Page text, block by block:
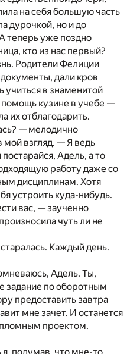
на себя большую часть
дурочкой, но и до
теперь уже поздно
кто из нас первый?
Родители Фелиции
дали кров
учиться в знаменитой
помощь кузине в учебе —
их отблагодарить.
— мелодично
мой взгляд. — Я ведь
Адель, а то
работу даже со
дисциплинам. Хотя
устроить куда-нибудь.
вас, — заученно
чуть ли не
Каждый день.
Адель. Ты,
задание по оборотным
предоставить завтра
мне зачет. И останется
проектом.
подумав, что мне-то